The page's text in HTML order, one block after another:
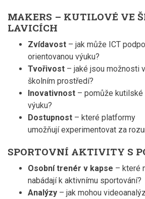
MAKERS – KUTILOVÉ VE
LAVICÍCH
Zvídavost – jak může ICT
orientovanou výuku?
Tvořivost – jaké jsou možnosti
školním prostředí?
Inovativnost – pomůže
výuku?
Dostupnost – které platformy
umožňují experimentovat za
SPORTOVNÍ AKTIVITY S
Osobní trenér v kapse – které
nabádají k aktivnímu sportování?
Analýzy – jak mohou